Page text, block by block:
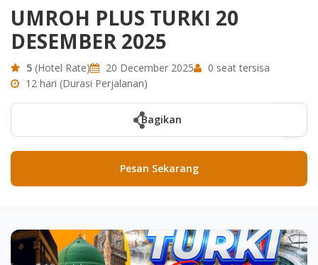
UMROH PLUS TURKI 20
DESEMBER 2025
5 (Hotel Rate) 20 December 2025
0 seat tersisa
12 hari (Durasi Perjalanan)
Bagikan
Pesan Sekarang